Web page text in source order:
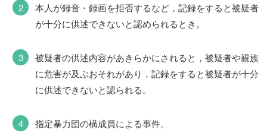
本人が録音・録画を拒否するなど，記録をすると被疑者
が十分に供述できないと認められるとき。
被疑者の供述内容があきらかにされると，被疑者や親族
に危害が及ぶおそれがあり，記録をすると被疑者が十分
に供述できないと認られる。
指定暴力団の構成員による事件。